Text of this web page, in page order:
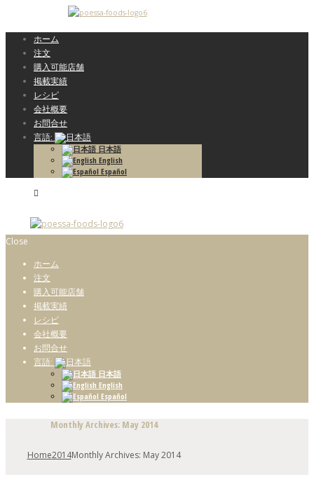
ホーム
注文
購入可能店舗
掲載実績
レシピ
会社概要
お問合せ
言語:
日本語
English
Español
Close
ホーム
注文
購入可能店舗
掲載実績
レシピ
会社概要
お問合せ
言語:
日本語
English
Español
Monthly Archives: May 2014
Home2014Monthly Archives: May 2014